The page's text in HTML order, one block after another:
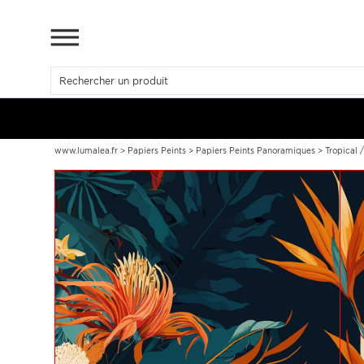
www.lumalea.fr > Papiers Peints > Papiers Peints Panoramiques >Tropical